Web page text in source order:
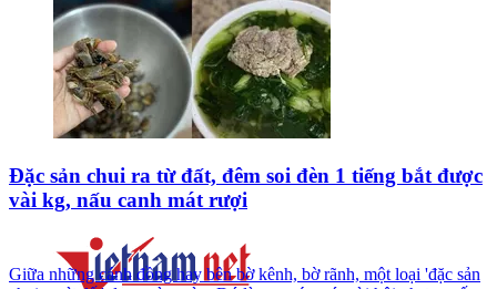
Đặc sản chui ra từ đất, đêm soi đèn 1 tiếng bắt được
vài kg, nấu canh mát rượi
Giữa những cánh đồng hay bên bờ kênh, bờ rãnh, một loại 'đặc sản